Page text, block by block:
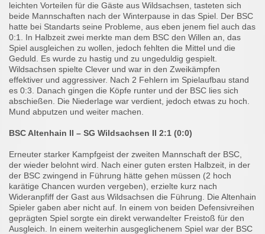
leichten Vorteilen für die Gäste aus Wildsachsen, tasteten sich
beide Mannschaften nach der Winterpause in das Spiel. Der BSC
hatte bei Standarts seine Probleme, aus eben jenem fiel auch das
0:1. In Halbzeit zwei merkte man dem BSC den Willen an, das
Spiel ausgleichen zu wollen, jedoch fehlten die Mittel und die
Geduld. Es wurde zu hastig und zu ungeduldig gespielt.
Wildsachsen spielte Clever und war in den Zweikämpfen
effektiver und aggressiver. Nach 2 Fehlern im Spielaufbau stand
es 0:3. Danach gingen die Köpfe runter und der BSC lies sich
abschießen. Die Niederlage war verdient, jedoch etwas zu hoch.
Mund abputzen und weiter machen.
BSC Altenhain II – SG Wildsachsen II 2:1 (0:0)
Erneuter starker Kampfgeist der zweiten Mannschaft der BSC,
der wieder belohnt wird. Nach einer guten ersten Halbzeit, in der
der BSC zwingend in Führung hätte gehen müssen (2 hoch
karätige Chancen wurden vergeben), erzielte kurz nach
Wideranpfiff der Gast aus Wildsachsen die Führung. Die Altenhain
Spieler gaben aber nicht auf. In einem von beiden Defensivreihen
geprägten Spiel sorgte ein direkt verwandelter Freistoß für den
Ausgleich. In einem weiterhin ausgeglichenem Spiel war der BSC